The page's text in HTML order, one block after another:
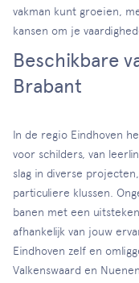
vakman kunt groeien,
kansen om je
Beschikbare
Brabant
In de regio Eindhoven
voor schilders, van
slag in diverse
particuliere klussen.
banen met een
afhankelijk van jouw
Eindhoven zelf en
Valkenswaard en